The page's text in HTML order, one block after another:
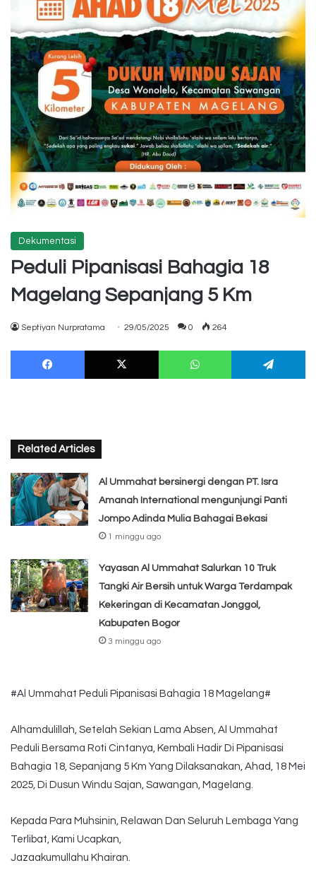
Dekumentasi
Peduli Pipanisasi Bahagia 18
Magelang Sepanjang 5 Km
Septiyan Nurpratama 29/05/2025 0 264
Facebook X WhatsApp
Related Articles
Al Ummahat bersinergi dengan PT. Isra
Amanah International mengunjungi Panti
Jompo Adinda Mulia Bahagai Bekasi
1 minggu ago
Yayasan Al Ummahat Salurkan 10 Truk
Tangki Air Bersih untuk Warga Terdampak
Kekeringan di Kecamatan Jonggol,
Kabupaten Bogor
3 minggu ago
#Al Ummahat Peduli Pipanisasi Bahagia 18 Magelang#
Alhamdulillah, Setelah Sekian Lama Absen, Al Ummahat
Peduli Bersama Roti Cintanya, Kembali Hadir Di Pipanisasi
Bahagia 18, Sepanjang 5 Km Yang Dilaksanakan, Ahad, 18 Mei
2025, Di Dusun Windu Sajan, Sawangan, Magelang.
Kepada Para Muhsinin, Relawan Dan Seluruh Lembaga Yang
Terlibat, Kami Ucapkan,
Jazaakumullahu Khairan.